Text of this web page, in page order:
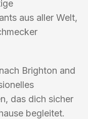
aus aller Welt,
Brighton and
das dich sicher
begleitet.